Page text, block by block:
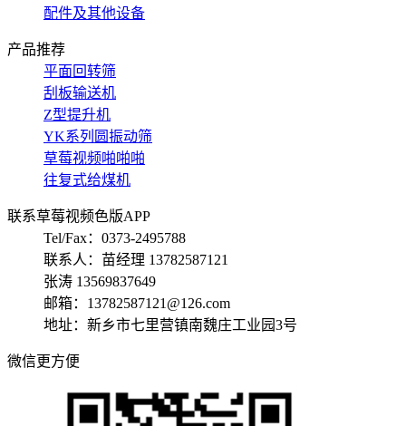
配件及其他设备
产品推荐
平面回转筛
刮板输送机
Z型提升机
YK系列圆振动筛
草莓视频啪啪啪
往复式给煤机
联系草莓视频色版APP
Tel/Fax：0373-2495788
联系人：苗经理 13782587121
张涛 13569837649
邮箱：13782587121@126.com
地址：新乡市七里营镇南魏庄工业园3号
微信更方便